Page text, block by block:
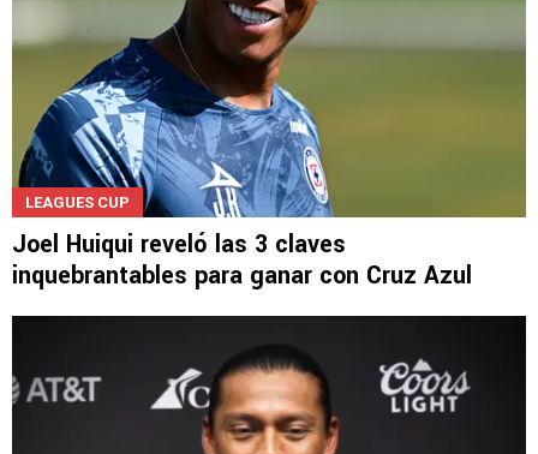
Joel Huiqui reveló las 3 claves
inquebrantables para ganar con Cruz Azul